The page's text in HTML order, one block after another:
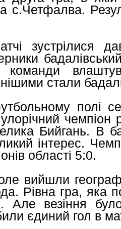
с.Четфалва.
зустрілися
команди
стали
полі
чемпіон
Бийгань. В
інтерес.
області 5:0.
вийшли
Рівна гра, яка
Але везіння
єдиний гол в